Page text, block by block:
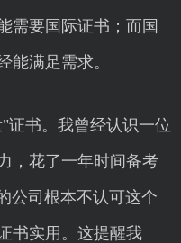
需要国际证书；而国
能满足需求。
证书。我曾经认识一位
，花了一年时间备考
公司根本不认可这个
书实用。这提醒我